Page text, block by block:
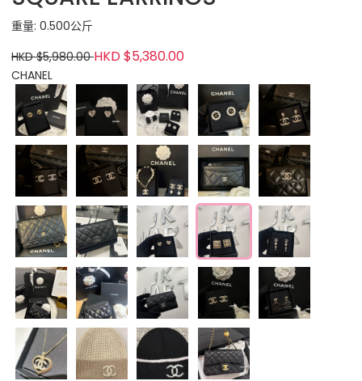
重量: 0.500公斤
HKD $5,980.00HKD $5,380.00
CHANEL